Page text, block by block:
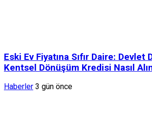
Eski Ev Fiyatına Sıfır Daire: Devlet
Kentsel Dönüşüm Kredisi Nasıl
Haberler 3 gün önce